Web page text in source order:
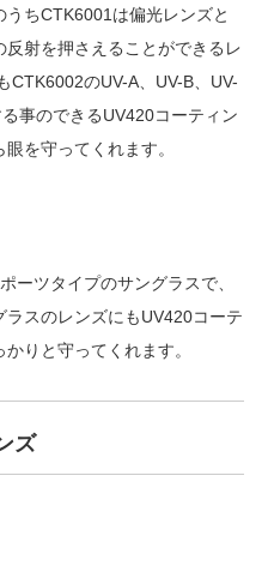
ちCTK6001は偏光レンズと
射を押さえることができるレ
CTK6002のUV-A、UV-B、UV-
事のできるUV420コーティン
を守ってくれます。
ーツタイプのサングラスで、
スのレンズにもUV420コーテ
りと守ってくれます。
ズ